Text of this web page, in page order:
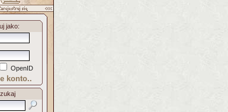
jako:
OpenID
konto..